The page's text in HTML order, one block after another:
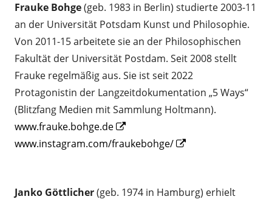
Frauke Bohge(geb. 1983 in Berlin) studierte 2003-11
an der Universität Potsdam Kunst und Philosophie.
Von 2011-15 arbeitete sie an der Philosophischen
Fakultät der Universität Postdam. Seit 2008 stellt
Frauke regelmäßig aus. Sie ist seit 2022
Protagonistin der Langzeitdokumentation „5 Ways“
(Blitzfang Medien mit Sammlung Holtmann).
www.frauke.bohge.de
in
window
www.instagram.com/fraukebohge/
new
Janko Göttlicher(geb. 1974 in Hamburg) erhielt